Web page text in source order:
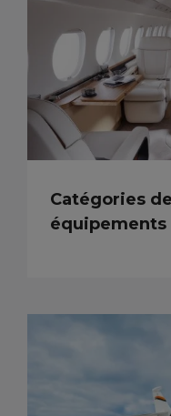
Catégories
équipements